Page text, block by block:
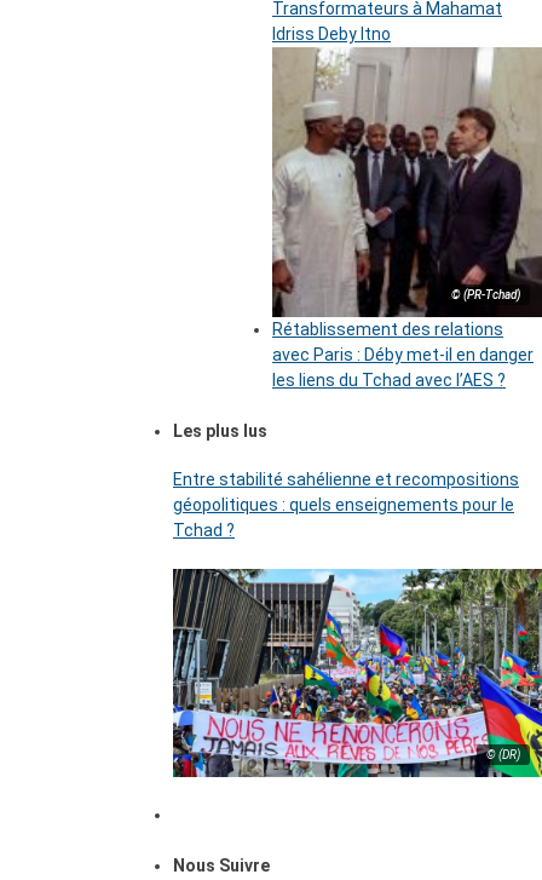
Transformateurs à Mahamat
Idriss Deby Itno
© (PR-Tchad)
Rétablissement des relations
avec Paris : Déby met-il en danger
les liens du Tchad avec l’AES ?
Les plus lus
Entre stabilité sahélienne et recompositions
géopolitiques : quels enseignements pour le
Tchad ?
© (DR)
Nous Suivre